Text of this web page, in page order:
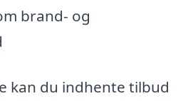
brand- og
kan du indhente tilbud